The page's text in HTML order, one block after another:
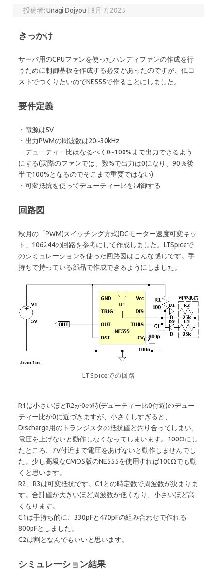
投稿者:Unagi Dojyou 8月 7, 2025
きっかけ
サーバ用のCPUファンを使ったハンディファンの作成を行
うために制御基板を作成する必要があったのですが、低コ
ストでつくりたいのでNE555で作ることにしました。
要件定義
・電源は5V
・出力PWMの周波数は20~30kHz
・デューティー比はなるべく0~100%まで出力できるよう
にする(実際のファンでは、数%で出力は0になり、90％後
半で100%となるのでそこまで重要ではない)
・可変抵抗を使ってデューティー比を制御する
回路図
秋月の「PWM(スイッチング方式)DCモーター速度可変キッ
ト」106244の回路を参考にして作成しました。LTSpiceで
のシミュレーションを使った回路図はこんな感じです。手
持ちで持っている部品で作成できるようにしました。
LTSpiceでの回路
R1は小さいほどR2が0の時(デューティー比0付近)のデュー
ティー比が0に近づきますが、小さくしすぎると、
Discharge用のトランジスタの抵抗値と釣り合ってしまい、
電圧を上げないと動作しなくなってしまいます。100Ωにし
たところ、7V付近まで電圧をあげないと動作しませんでし
た。少し高級なCMOS版のNE555を使用すれば100Ωでも動
くと思います。
R2、R3は可変抵抗です。C1との時定数で周波数が決まりま
す。合計値が大きいほど周波数が低くなり、小さいほど高
くなります。
C1は手持ち的に、330pFと470pFの組み合わせで作れる
800pFとしました。
C2は割となんでもいいと思います。
シミュレーション結果